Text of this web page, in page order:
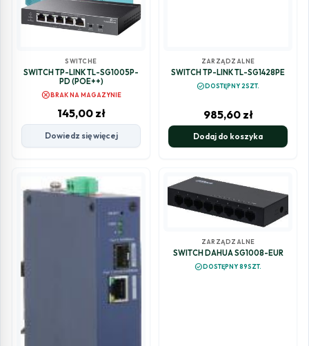
SWITCHE
SWITCH TP-LINK TL-SG1005P-
PD (POE++)
cancelBRAK NA MAGAZYNIE
145,00 zł
Dowiedz się więcej
ZARZĄDZALNE
SWITCH TP-LINK TL-SG1428PE
check_circleDOSTĘPNY 2SZT.
985,60 zł
Dodaj do koszyka
ZARZĄDZALNE
SWITCH DAHUA SG1008-EUR
check_circle DOSTĘPNY 89SZT.